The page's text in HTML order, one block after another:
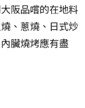
阪品嚐的在地料
、蔥燒、日式炒
臟燒烤應有盡